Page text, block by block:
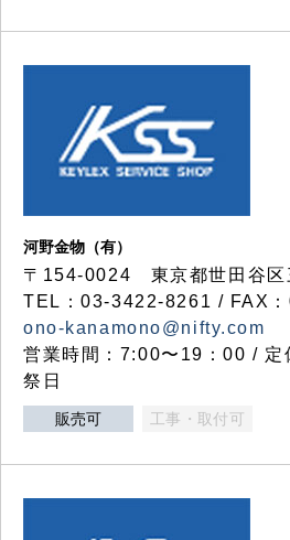
河野金物（有）
〒154-0024 東京都世田谷区
TEL：03-3422-8261 / FAX
ono-kanamono@nifty.com
営業時間：7:00〜19：00 / 定
祭日
販売可 工事・取付可